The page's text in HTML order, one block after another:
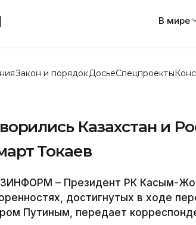
В мире
Закон и порядок ДосьеСпецпроекты
Казахстан и
Токаев
– Президент РК Касым-
достигнутых в ходе
Путиным, передает